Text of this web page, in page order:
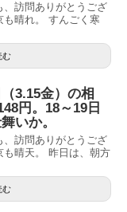
、訪問ありがとうござ
晴れ。 すんごく寒
む
3.15金）の相
円。18～19日
いか。
、訪問ありがとうござ
も晴天。 昨日は、朝方
む